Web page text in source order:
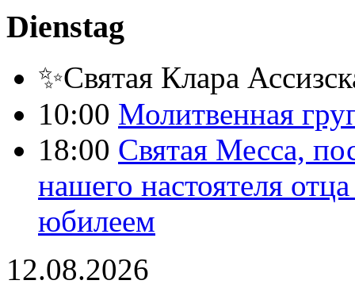
Dienstag
✨Святая Клара
10:00 Молитвенная
18:00 Святая Месса,
нашего настоятеля
юбилеем
12.08.2026